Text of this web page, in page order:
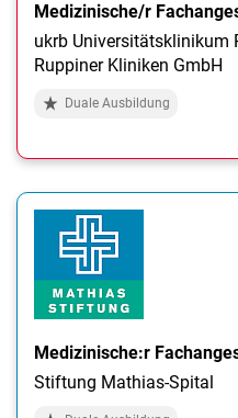
Medizinische/r
ukrb Universitätsklinikum
Ruppiner Kliniken GmbH
Duale Ausbildung
Medizinische:r
Stiftung Mathias-Spital